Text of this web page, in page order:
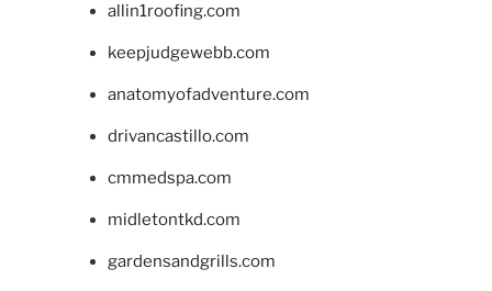
allin1roofing.com
keepjudgewebb.com
anatomyofadventure.com
drivancastillo.com
cmmedspa.com
midletontkd.com
gardensandgrills.com